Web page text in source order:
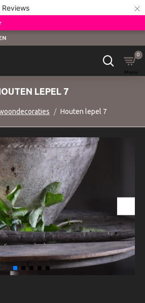
Reviews ×
0
Houten lepel 7
LEPEL 7